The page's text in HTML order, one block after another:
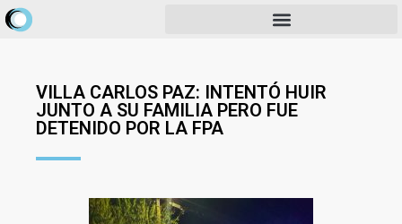
VILLA CARLOS PAZ: INTENTÓ HUIR
JUNTO A SU FAMILIA PERO FUE
DETENIDO POR LA FPA